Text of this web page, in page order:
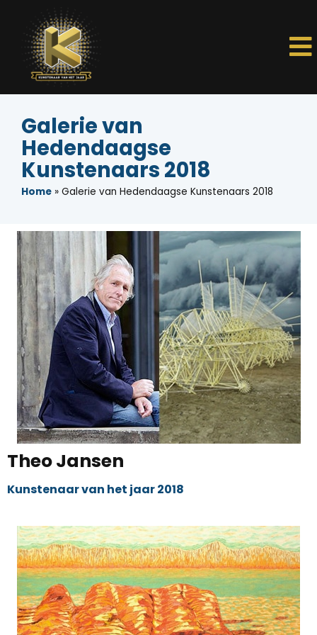
Galerie van
Hedendaagse
Kunstenaars 2018
Home » Galerie van Hedendaagse Kunstenaars 2018
Theo Jansen
Kunstenaar van het jaar 2018